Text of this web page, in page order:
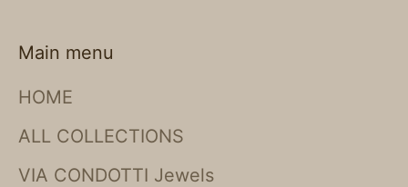
Main menu
HOME
ALL COLLECTIONS
VIA CONDOTTI Jewels